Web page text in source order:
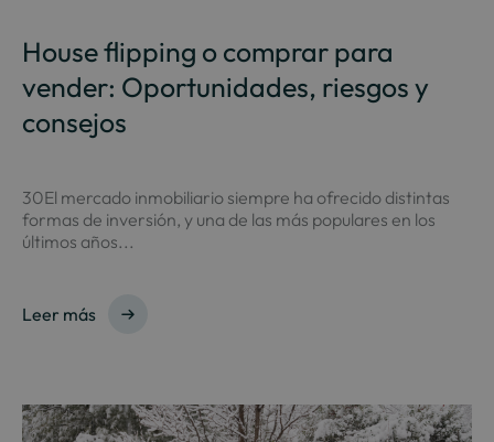
House flipping o comprar para
vender: Oportunidades, riesgos y
consejos
30El mercado inmobiliario siempre ha ofrecido distintas
formas de inversión, y una de las más populares en los
últimos años...
Leer más